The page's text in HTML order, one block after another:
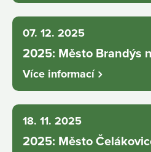
07. 12. 2025
2025: Město Brandýs
Více informací
18. 11. 2025
2025: Město